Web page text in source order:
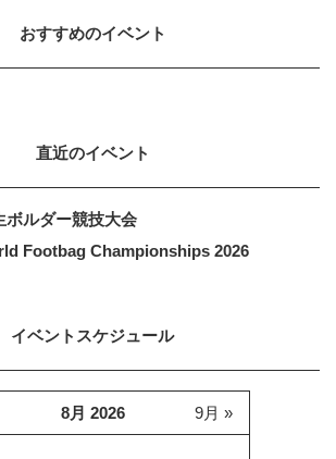
おすすめのイベント
直近のイベント
ボルダー競技大会
Footbag Championships 2026
イベントスケジュール
8月 2026 9月 »